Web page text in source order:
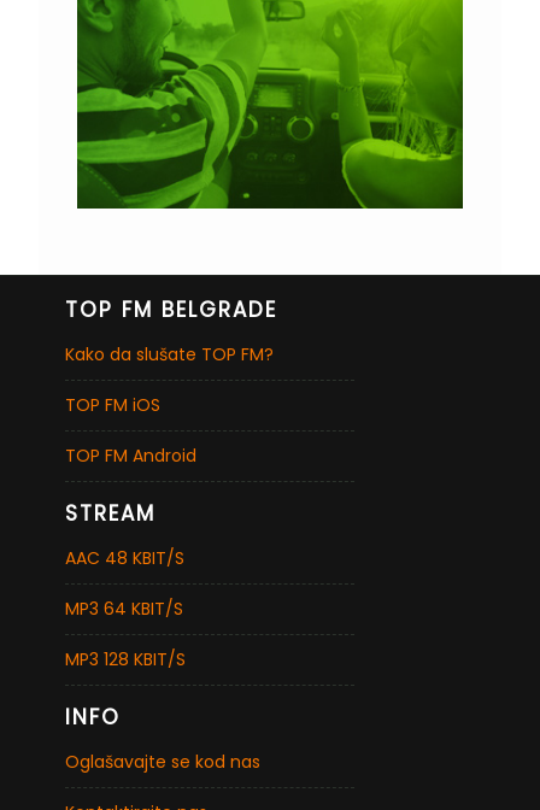
TOP FM BELGRADE
Kako da slušate TOP FM?
TOP FM iOS
TOP FM Android
STREAM
AAC 48 KBIT/S
MP3 64 KBIT/S
MP3 128 KBIT/S
INFO
Oglašavajte se kod nas